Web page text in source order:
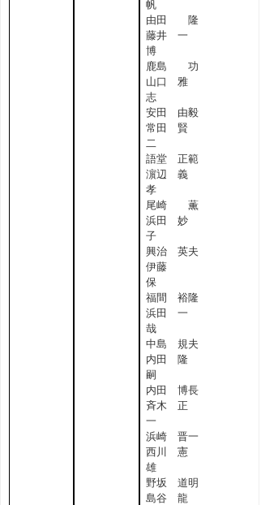
帆
由田 隆
藤井 一
博
鹿島 功
山口 雅
志
安田 由毅
常田 賢
二
語堂 正範
濵辺 義
孝
尾崎 薫
浜田 妙
子
興治 英夫
伊藤
保
福間 裕隆
浜田 一
哉
中島 規夫
内田 隆
嗣
内田 博長
斉木 正
一
浜崎 晋一
西川 憲
雄
野坂 道明
島谷 龍